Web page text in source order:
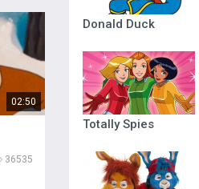
02:50
36535
Donald Duck
Totally Spies